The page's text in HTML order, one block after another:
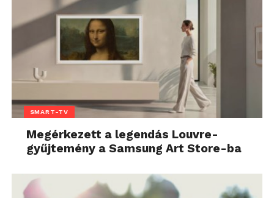
SMART-TV
Megérkezett a legendás Louvre-
gyűjtemény a Samsung Art Store-ba